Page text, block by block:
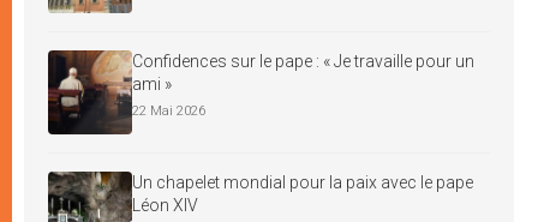
Confidences sur le pape : « Je travaille pour un
ami »
22 Mai 2026
Un chapelet mondial pour la paix avec le pape
Léon XIV